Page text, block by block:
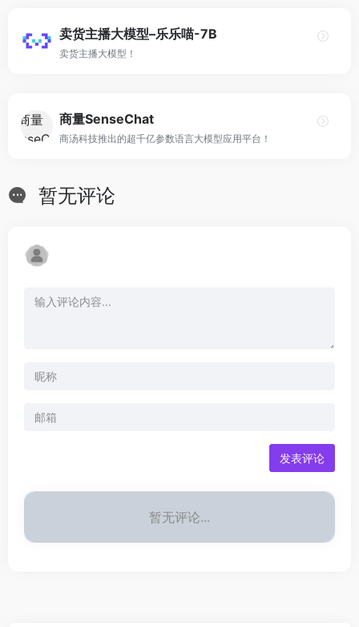
卖货主播大模型–乐乐喵-7B
卖货主播大模型！
商量SenseChat
商汤科技推出的超千亿参数语言大模型应用平台！
暂无评论
发表评论
暂无评论...